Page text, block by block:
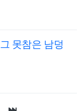
못참은 남덩